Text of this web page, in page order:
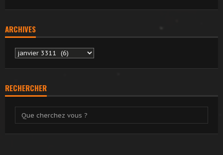
ARCHIVES
Archives
RECHERCHER